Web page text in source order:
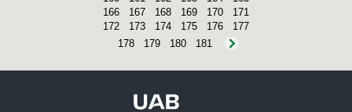
166
167 168 169 170
171
172
173 174 175 176
177
178
179 180 181